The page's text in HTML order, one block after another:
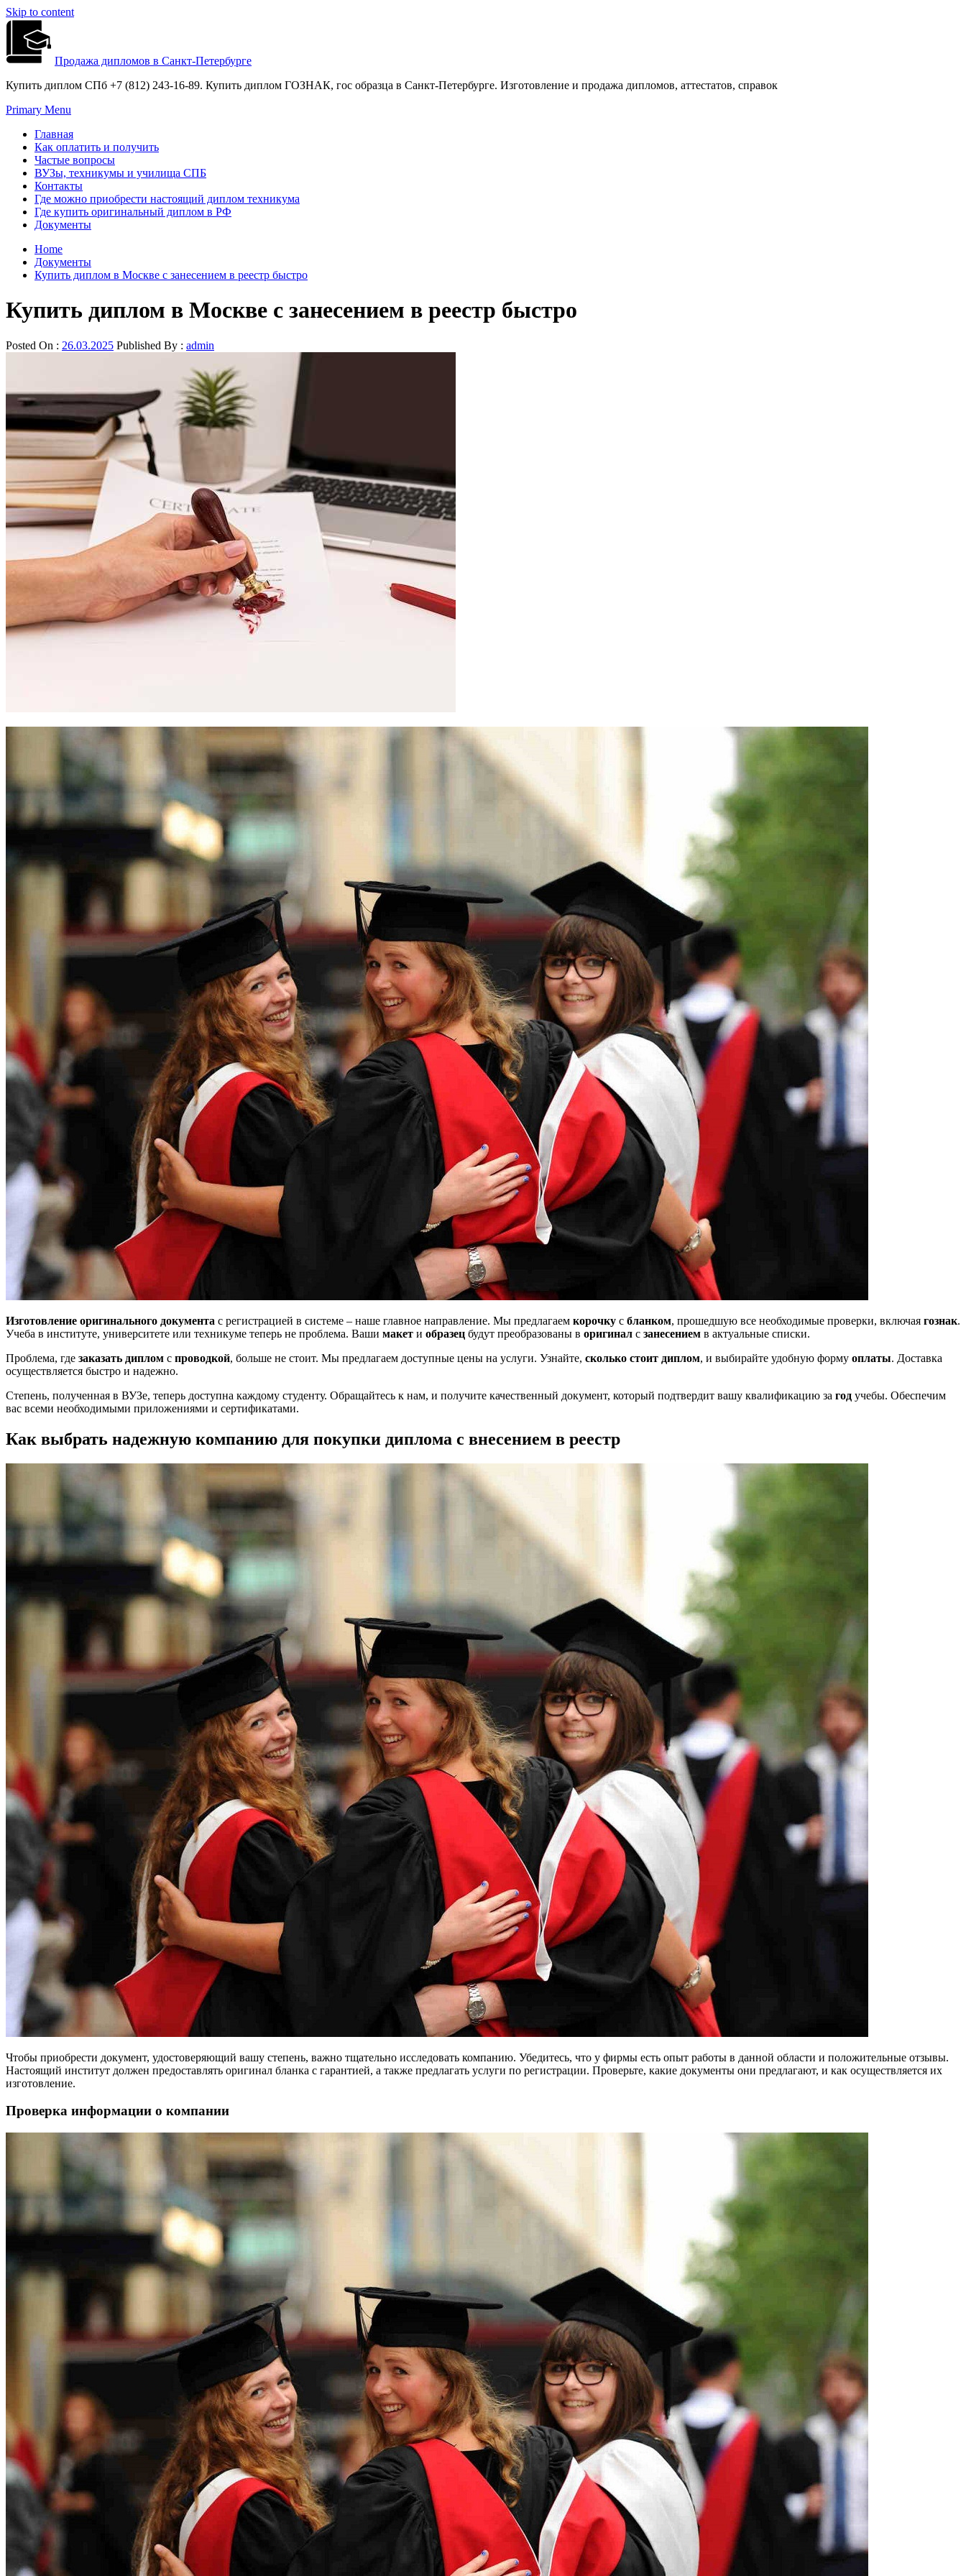
Skip to content
Продажа дипломов в Санкт-Петербурге
Купить диплом СПб +7 (812) 243-16-89. Купить диплом ГОЗНАК, гос образца в Санкт-Петербурге. Изготовление и продажа дипломов, аттестатов, справок
Primary Menu
Главная
Как оплатить и получить
Частые вопросы
ВУЗы, техникумы и училища СПБ
Контакты
Где можно приобрести настоящий диплом техникума
Где купить оригинальный диплом в РФ
Документы
Home
Документы
Купить диплом в Москве с занесением в реестр быстро
Купить диплом в Москве с занесением в реестр быстро
Posted On : 26.03.2025 Published By : admin
Изготовление оригинального документа с регистрацией в системе – наше главное направление. Мы предлагаем корочку с бланком, прошедшую все необходимые проверки, включая гознак.
Учеба в институте, университете или техникуме теперь не проблема. Ваши макет и образец будут преобразованы в оригинал с занесением в актуальные списки.
Проблема, где заказать диплом с проводкой, больше не стоит. Мы предлагаем доступные цены на услуги. Узнайте, сколько стоит диплом, и выбирайте удобную форму оплаты. Доставка
осуществляется быстро и надежно.
Степень, полученная в ВУЗе, теперь доступна каждому студенту. Обращайтесь к нам, и получите качественный документ, который подтвердит вашу квалификацию за год учебы. Обеспечим
вас всеми необходимыми приложениями и сертификатами.
Как выбрать надежную компанию для покупки диплома с внесением в реестр
Чтобы приобрести документ, удостоверяющий вашу степень, важно тщательно исследовать компанию. Убедитесь, что у фирмы есть опыт работы в данной области и положительные отзывы.
Настоящий институт должен предоставлять оригинал бланка с гарантией, а также предлагать услуги по регистрации. Проверьте, какие документы они предлагают, и как осуществляется их
изготовление.
Проверка информации о компании